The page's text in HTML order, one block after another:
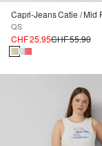
QS
CHF 25.95CHF 55.90